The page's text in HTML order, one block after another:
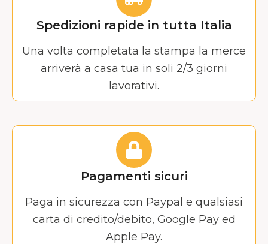
Spedizioni rapide in tutta Italia
Una volta completata la stampa la merce
arriverà a casa tua in soli 2/3 giorni
lavorativi.
Pagamenti sicuri
Paga in sicurezza con Paypal e qualsiasi
carta di credito/debito, Google Pay ed
Apple Pay.